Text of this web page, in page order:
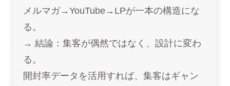
メルマガ→YouTube→LPが一本の構造にな
る。
→ 結論：集客が偶然ではなく、設計に変わ
る。
開封率データを活用すれば、集客はギャン